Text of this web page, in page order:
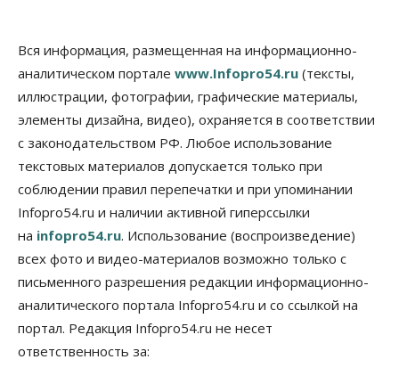
Бизнес
Правительство России продлило разрешение на
выпуск бензина «Евро-3»
06 Августа 2026, 14:00
Общество
«За тех, у кого от 270 баллов,
настоящая борьба»: вузы настойчиво
обзванивают новосибирских высокобалльников
перед зачислением
06 Августа 2026, 13:00
Власть
Режим ЧС ввели в Омской области из-за засухи
06 Августа 2026, 12:15
Новосибирск готовится к визиту Владимира
Путина
Вся информация, размещенная на информационно-
аналитическом портале www.Infopro54.ru (тексты,
иллюстрации, фотографии, графические материалы,
элементы дизайна, видео), охраняется в соответствии
с законодательством РФ. Любое использование
текстовых материалов допускается только при
соблюдении правил перепечатки и при упоминании
Infopro54.ru и наличии активной гиперссылки
на infopro54.ru. Использование (воспроизведение)
всех фото и видео-материалов возможно только с
письменного разрешения редакции информационно-
аналитического портала Infopro54.ru и со ссылкой на
портал. Редакция Infopro54.ru не несет
ответственность за: